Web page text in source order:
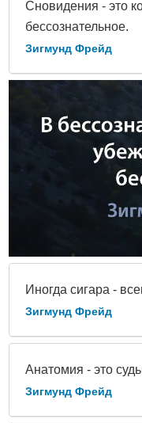
Сновидения - это
бессознательное.
Зигмунд Фрейд
Иногда сигара -
Зигмунд Фрейд
Анатомия - это
Зигмунд Фрейд